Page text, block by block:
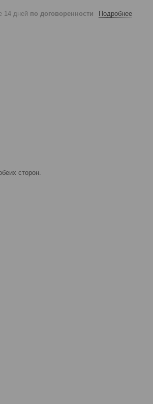
14 дней по договоренности Подробнее
сторон.